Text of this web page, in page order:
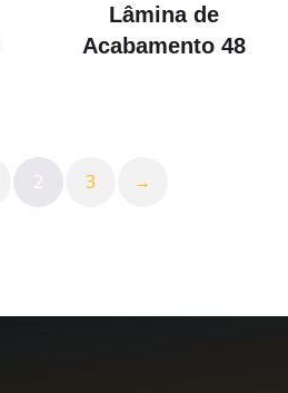
Lâmina de
Acabamento 48
2 3 →